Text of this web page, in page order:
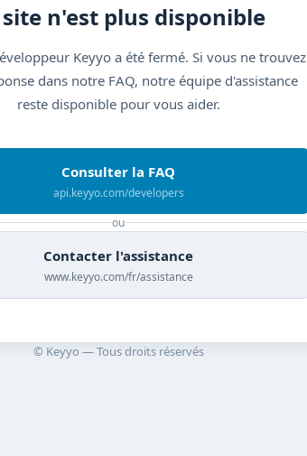
site n'est plus disponible
Keyyo a été fermé. Si vous ne trouvez
dans notre FAQ, notre équipe d'assistance
reste disponible pour vous aider.
Consulter la FAQ
api.keyyo.com/developers
ou
Contacter l'assistance
www.keyyo.com/fr/assistance
© Keyyo — Tous droits réservés